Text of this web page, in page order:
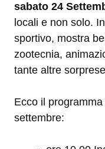
sabato 24
locali e non solo.
sportivo, mostra
zootecnia,
tante altre
Ecco il
settembre: